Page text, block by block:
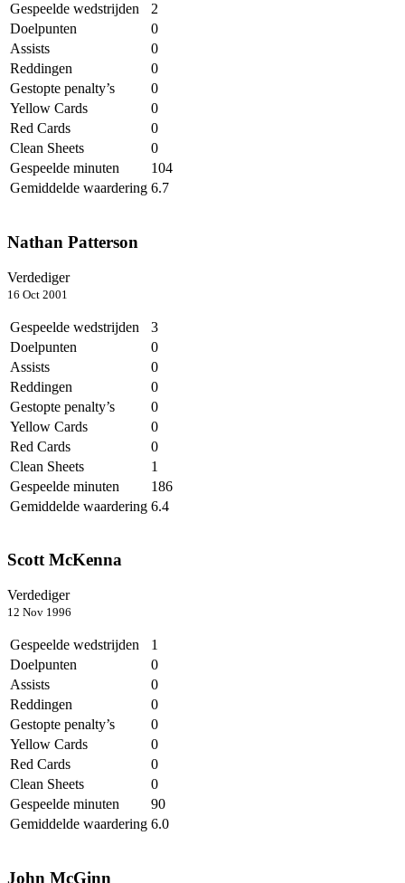
Gespeelde wedstrijden
2
Doelpunten
0
Assists
0
Reddingen
0
Gestopte penalty’s
0
Yellow Cards
0
Red Cards
0
Clean Sheets
0
Gespeelde minuten
104
Gemiddelde waardering 6.7
Nathan Patterson
Verdediger
16 Oct 2001
Gespeelde wedstrijden
3
Doelpunten
0
Assists
0
Reddingen
0
Gestopte penalty’s
0
Yellow Cards
0
Red Cards
0
Clean Sheets
1
Gespeelde minuten
186
Gemiddelde waardering 6.4
Scott McKenna
Verdediger
12 Nov 1996
Gespeelde wedstrijden
1
Doelpunten
0
Assists
0
Reddingen
0
Gestopte penalty’s
0
Yellow Cards
0
Red Cards
0
Clean Sheets
0
Gespeelde minuten
90
Gemiddelde waardering 6.0
John McGinn